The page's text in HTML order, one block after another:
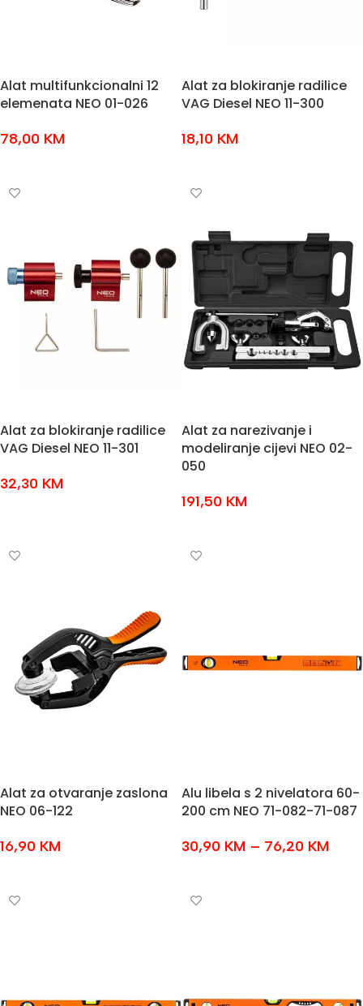
Alat multifunkcionalni 12
elemenata NEO 01-026
78,00 KM
Alat za blokiranje radilice
VAG Diesel NEO 11-300
18,10 KM
Alat za blokiranje radilice
VAG Diesel NEO 11-301
32,30 KM
Alat za narezivanje i
modeliranje cijevi NEO 02-
050
191,50 KM
Alat za otvaranje zaslona
NEO 06-122
16,90 KM
Alu libela s 2 nivelatora 60-
200 cm NEO 71-082-71-087
30,90 KM – 76,20 KM